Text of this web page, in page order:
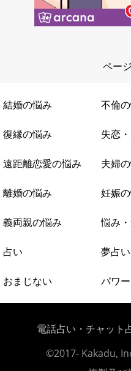
ペー
結婚の悩み 不倫
復縁の悩み 失恋
遠距離恋愛の悩み 夫婦
離婚の悩み 妊娠
義両親の悩み 悩み
占い 夢占い
おまじない パワ
電話占い・チャット
©2017- Kakadu,